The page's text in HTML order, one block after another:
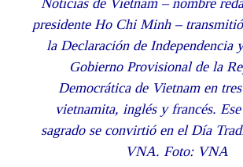
presidente Ho Chi Minh –
la Declaración de Independencia
Gobierno Provisional de la
Democrática de Vietnam en
vietnamita, inglés y francés.
sagrado se convirtió en el Día
VNA. Foto: VNA